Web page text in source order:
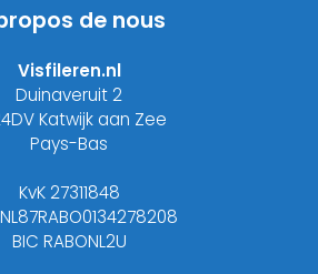
de nous
Visfileren.nl
Duinaveruit 2
Katwijk aan Zee
Pays-Bas
KvK 27311848
BIC RABONL2U